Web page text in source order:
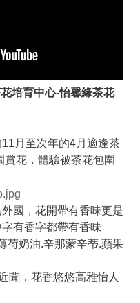
培育中心-怡馨緣茶花
月至次年的4月適逢茶
花，體驗被茶花包圍
國，花開帶有香味更是
有香字都帶有香味
荷奶油.辛那蒙辛蒂.蘋果
聞，花香悠悠高雅怡人